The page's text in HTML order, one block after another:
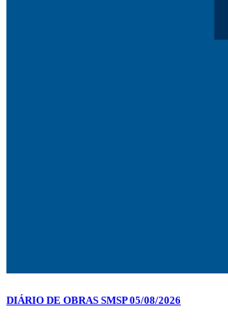
DIÁRIO DE OBRAS SMSP 05/08/2026